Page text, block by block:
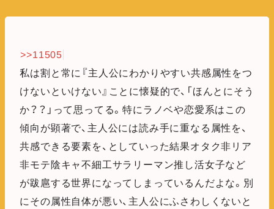
>>11505
私は割と常に『主人公にわかりやすい共感属性をつ
けないといけない』ことに懐疑的で、「ほんとにそう
か？？」って思ってる。特にラノベや恋愛系はこの
傾向が顕著で、主人公には読み手に重なる属性を、
共感できる要素を、としていった結果オタク非リア
非モテ陰キャ不細工サラリーマン推し活女子など
が跋扈する世界になってしまっているんだよな。別
にその属性自体が悪い、主人公にふさわしくないと